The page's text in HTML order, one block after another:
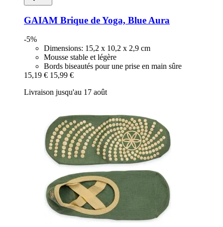
GAIAM Brique de Yoga, Blue Aura
-5%
Dimensions: 15,2 x 10,2 x 2,9 cm
Mousse stable et légère
Bords biseautés pour une prise en main sûre
15,19 € 15,99 €
Livraison jusqu'au 17 août